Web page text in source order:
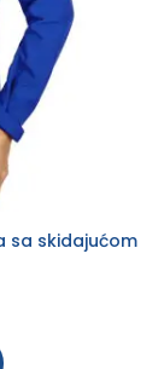
sa skidajućom